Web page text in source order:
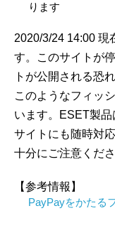
ります
2020/3/24 14:00 現
す。このサイトが
トが公開される恐
このようなフィッ
います。ESET製
サイトにも随時対
十分にご注意くださ
【参考情報】
PayPayをかたる